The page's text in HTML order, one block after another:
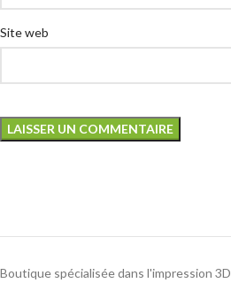
Site web
Boutique spécialisée dans l'impression 3D